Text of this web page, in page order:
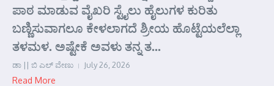
ಪಾಠ ಮಾಡುವ ವೈಖರಿ ಸ್ಟೈಲು ಹೈಲುಗಳ ಕುರಿತು
ಬಣ್ಣಿಸುವಾಗಲೂ ಕೇಳಲಾಗದೆ ಶ್ರೀಯ ಹೊಟ್ಟೆಯಲೆಲ್ಲಾ
ತಳಮಳ. ಅಷ್ಟೇಕೆ ಅವಳು ತನ್ನ ತ...
ಡಾ || ಬಿ ಎಲ್ ವೇಣು July 26, 2026
Read More